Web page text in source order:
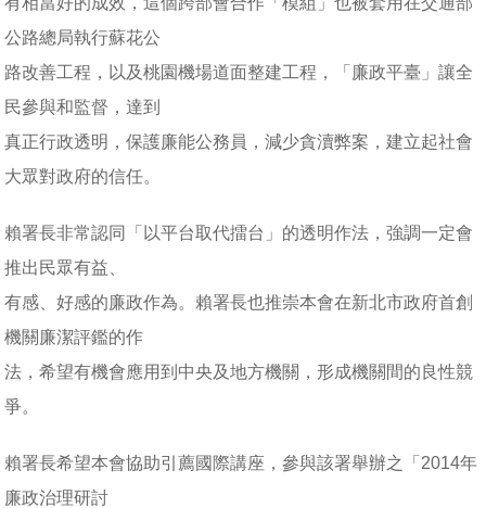
公路總局執行蘇花公
路改善工程，以及桃園機場道面整建工程，「廉政平臺」讓全
民參與和監督，達到
真正行政透明，保護廉能公務員，減少貪瀆弊案，建立起社會
大眾對政府的信任。
賴署長非常認同「以平台取代擂台」的透明作法，強調一定會
推出民眾有益、
有感、好感的廉政作為。賴署長也推崇本會在新北市政府首創
機關廉潔評鑑的作
法，希望有機會應用到中央及地方機關，形成機關間的良性競
爭。
賴署長希望本會協助引薦國際講座，參與該署舉辦之「2014年
廉政治理研討